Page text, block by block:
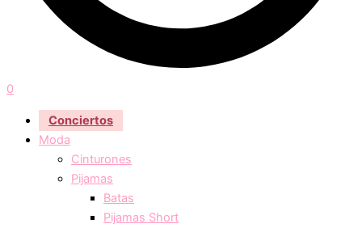
0
Conciertos
Moda
Cinturones
Pijamas
Batas
Pijamas Short